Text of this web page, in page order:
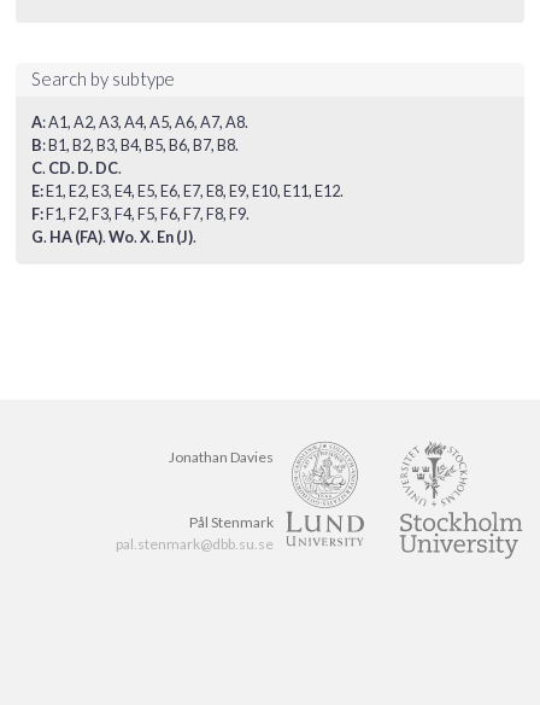
Search by subtype
A:A1,A2,A3,A4,A5,A6,A7,A8.
B:B1,B2,B3,B4,B5,B6,B7,B8.
C. CD.D.DC.
E:E1,E2,E3,E4,E5,E6,E7,E8,E9,E10,E11,E12.
F:F1,F2,F3,F4,F5,F6,F7,F8,F9.
G. HA (FA).Wo.X. En (J).
Jonathan Davies
Pål Stenmark
pal.stenmark@dbb.su.se